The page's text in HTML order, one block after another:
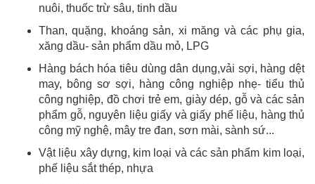
nuôi, thuốc trừ sâu, tinh dầu
Than, quặng, khoáng sản, xi măng và các phụ gia,
xăng dầu- sản phẩm dầu mỏ, LPG
Hàng bách hóa tiêu dùng dân dụng,vải sợi, hàng dệt
may, bông sơ sợi, hàng công nghiệp nhẹ- tiểu thủ
công nghiệp, đồ chơi trẻ em, giày dép, gỗ và các sản
phẩm gỗ, nguyên liệu giấy và giấy phế liệu, hàng thủ
công mỹ nghệ, mây tre đan, sơn mài, sành sứ...
Vật liệu xây dựng, kim loại và các sản phẩm kim loại,
phế liệu sắt thép, nhựa